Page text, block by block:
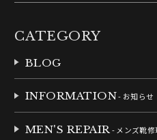
CATEGORY
BLOG
INFORMATION- お知らせ
MEN'S REPAIR- メンズ靴修